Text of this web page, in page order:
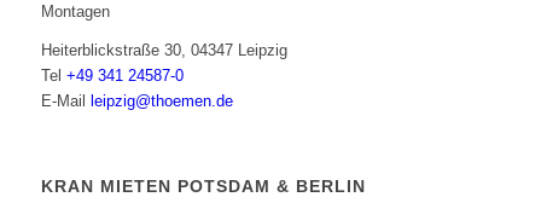
Montagen
Heiterblickstraße 30, 04347 Leipzig
Tel +49 341 24587-0
E-Mail leipzig@thoemen.de
KRAN MIETEN POTSDAM & BERLIN